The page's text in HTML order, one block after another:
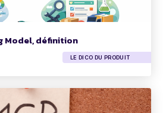
Model, définition
LE DICO DU PRODUIT